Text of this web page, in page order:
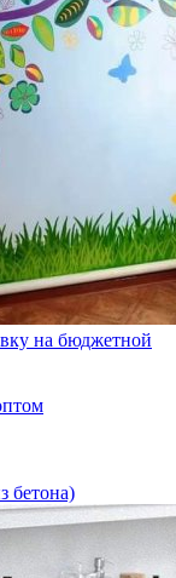
на бюджетной
бетона)